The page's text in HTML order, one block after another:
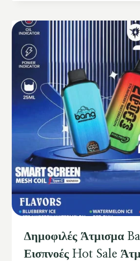
Δημοφιλές Άτμισμα
Εισπνοές Hot Sale